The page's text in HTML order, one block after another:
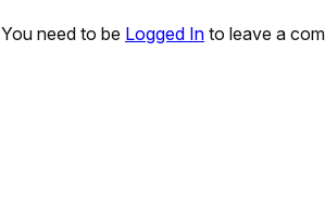
You need to be Logged In to leave a